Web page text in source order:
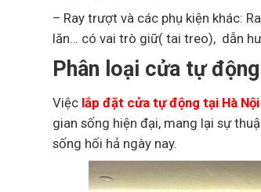
– Ray trượt và các phụ kiện khác:
lăn… có vai trò giữ( tai treo), dẫn
Phân loại cửa tự
Việc lắp đặt cửa tự động tại Hà Nội
gian sống hiện đại, mang lại sự
sống hối hả ngày nay.